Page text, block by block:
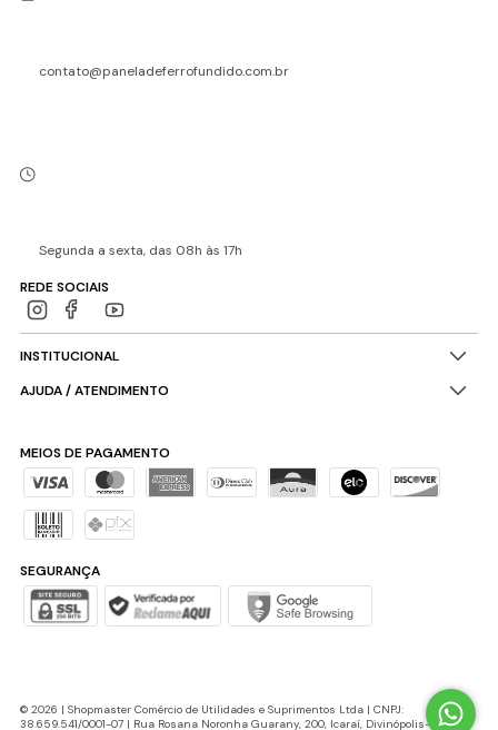
contato@paneladeferrofundido.com.br
Segunda a sexta, das 08h às 17h
REDE SOCIAIS
INSTITUCIONAL
AJUDA / ATENDIMENTO
MEIOS DE PAGAMENTO
SEGURANÇA
© 2026 | Shopmaster Comércio de Utilidades e Suprimentos Ltda | CNPJ:
38.659.541/0001-07 | Rua Rosana Noronha Guarany, 200, Icaraí, Divinópolis-MG |